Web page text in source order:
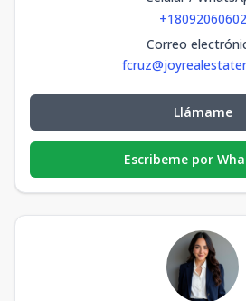
+18092060602
Correo
Llámame
Escribeme por